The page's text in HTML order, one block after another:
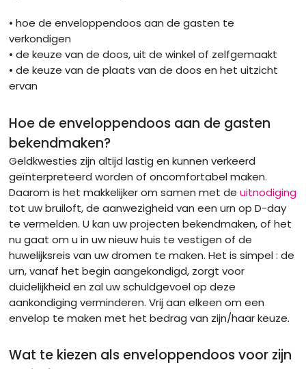
• hoe de enveloppendoos aan de gasten te
verkondigen
• de keuze van de doos, uit de winkel of zelfgemaakt
• de keuze van de plaats van de doos en het uitzicht
ervan
Hoe de enveloppendoos aan de gasten
bekendmaken?
Geldkwesties zijn altijd lastig en kunnen verkeerd
geïnterpreteerd worden of oncomfortabel maken.
Daarom is het makkelijker om samen met deuitnodiging
tot uw bruiloft, de aanwezigheid van een urn op D-day
te vermelden. U kan uw projecten bekendmaken, of het
nu gaat om u in uw nieuw huis te vestigen of de
huwelijksreis van uw dromen te maken. Het is simpel : de
urn, vanaf het begin aangekondigd, zorgt voor
duidelijkheid en zal uw schuldgevoel op deze
aankondiging verminderen. Vrij aan elkeen om een
envelop te maken met het bedrag van zijn/haar keuze.
Wat te kiezen als enveloppendoos voor zijn